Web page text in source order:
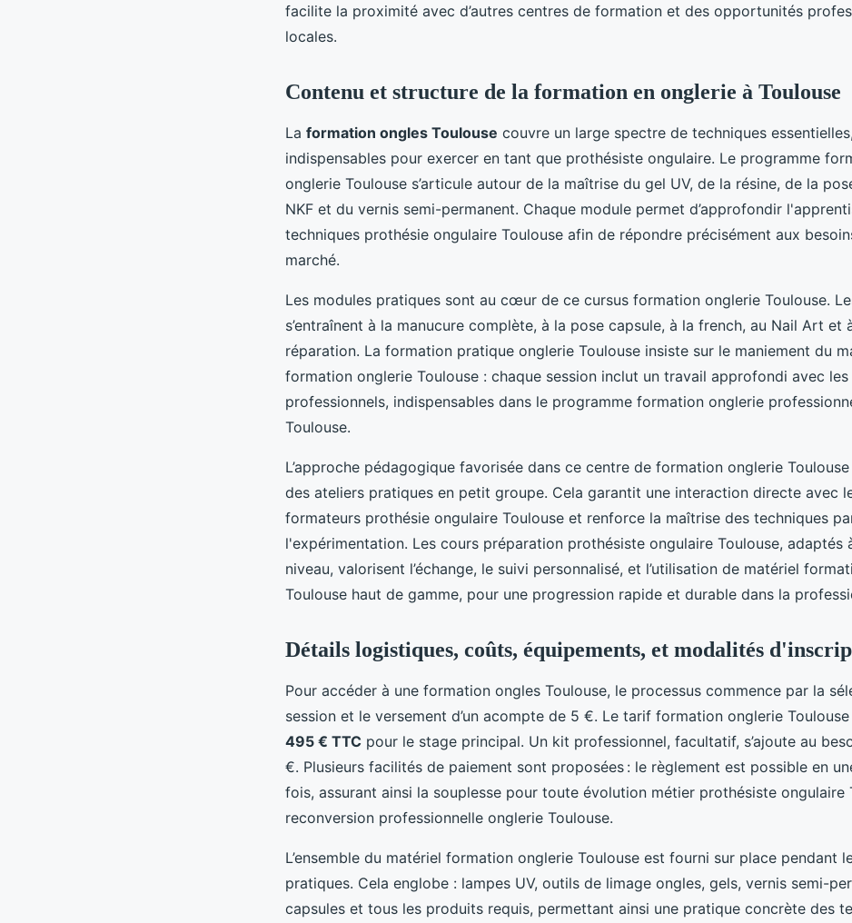
facilite la proximité avec d’autres centres de formation et des opportunités
locales.
Contenu et structure de la formation en onglerie à Toulouse
La formation ongles Toulouse couvre un large spectre de techniques essentielles,
indispensables pour exercer en tant que prothésiste ongulaire. Le programme
onglerie Toulouse s’articule autour de la maîtrise du gel UV, de la résine, de la
NKF et du vernis semi-permanent. Chaque module permet d’approfondir
techniques prothésie ongulaire Toulouse afin de répondre précisément aux
marché.
Les modules pratiques sont au cœur de ce cursus formation onglerie Toulouse.
s’entraînent à la manucure complète, à la pose capsule, à la french, au Nail Art et
réparation. La formation pratique onglerie Toulouse insiste sur le maniement du
formation onglerie Toulouse : chaque session inclut un travail approfondi avec
professionnels, indispensables dans le programme formation onglerie
Toulouse.
L’approche pédagogique favorisée dans ce centre de formation onglerie
des ateliers pratiques en petit groupe. Cela garantit une interaction directe avec
formateurs prothésie ongulaire Toulouse et renforce la maîtrise des techniques
l'expérimentation. Les cours préparation prothésiste ongulaire Toulouse, adaptés
niveau, valorisent l’échange, le suivi personnalisé, et l’utilisation de matériel
Toulouse haut de gamme, pour une progression rapide et durable dans la
Détails logistiques, coûts, équipements, et modalités
Pour accéder à une formation ongles Toulouse, le processus commence par la
session et le versement d’un acompte de 5 €. Le tarif formation onglerie Toulouse
495 € TTC pour le stage principal. Un kit professionnel, facultatif, s’ajoute au
€. Plusieurs facilités de paiement sont proposées : le règlement est possible en
fois, assurant ainsi la souplesse pour toute évolution métier prothésiste ongulaire
reconversion professionnelle onglerie Toulouse.
L’ensemble du matériel formation onglerie Toulouse est fourni sur place pendant
pratiques. Cela englobe : lampes UV, outils de limage ongles, gels, vernis semi-
capsules et tous les produits requis, permettant ainsi une pratique concrète des